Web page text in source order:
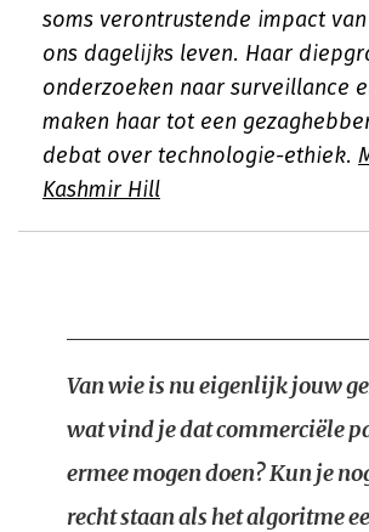
soms verontrustende impact
ons dagelijks leven. Haar
onderzoeken naar surveillance
maken haar tot een
debat over technologie-ethiek.
Kashmir Hill
Van wie is nu eigenlijk jouw
wat vind je dat commerciële
ermee mogen doen? Kun je
recht staan als het algoritme